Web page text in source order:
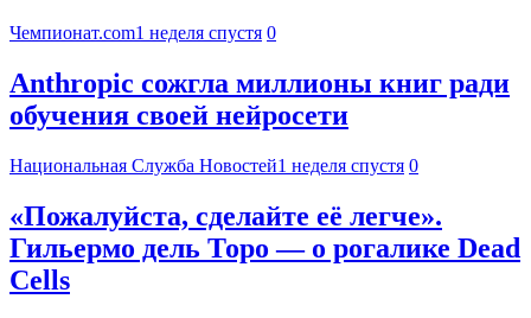
Чемпионат.com1 неделя спустя 0
Anthropic сожгла миллионы книг ради
обучения своей нейросети
Национальная Служба Новостей1 неделя спустя 0
«Пожалуйста, сделайте её легче».
Гильермо дель Торо — о рогалике Dead
Cells